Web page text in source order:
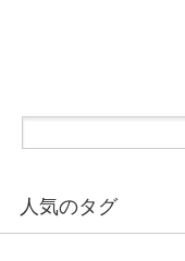
人気のタグ